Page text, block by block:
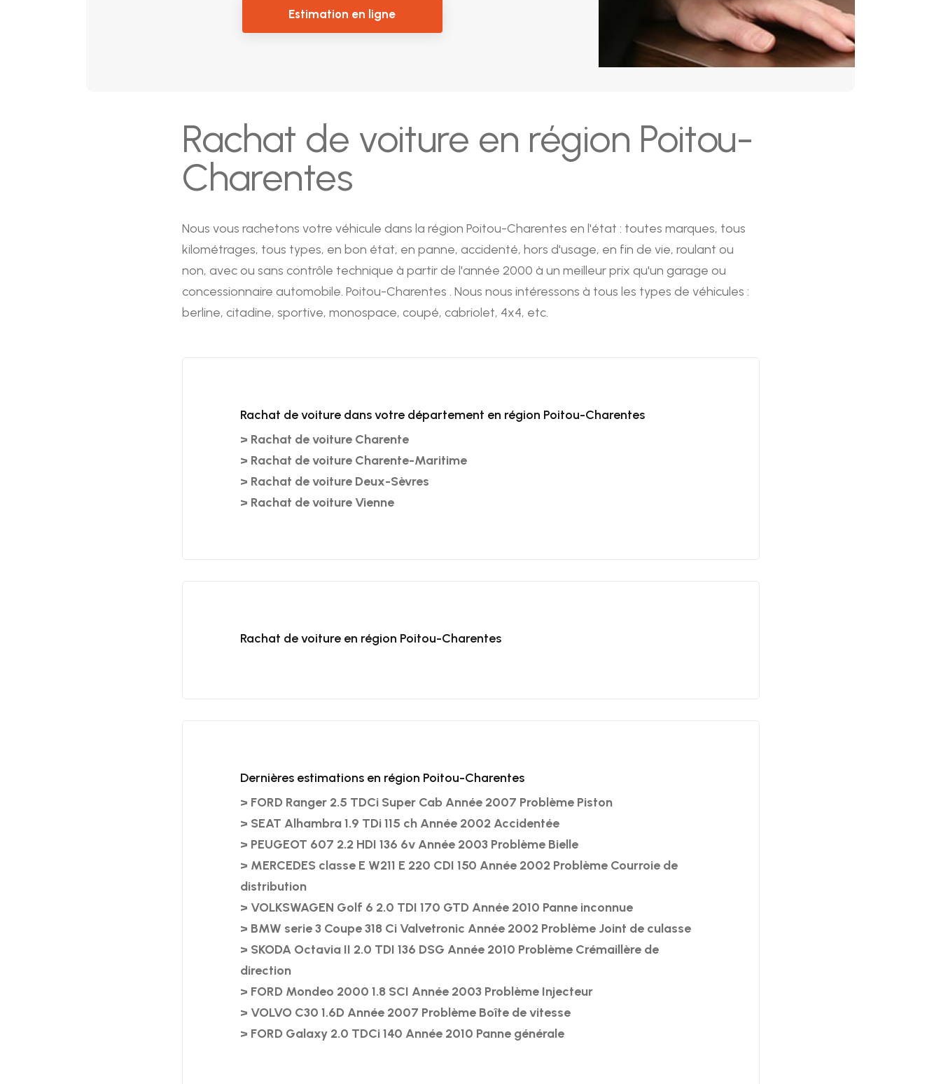
Estimation en ligne
Rachat de voiture en région Poitou-
Charentes
Nous vous rachetons votre véhicule dans la région Poitou-Charentes en l'état : toutes marques, tous
kilométrages, tous types, en bon état, en panne, accidenté, hors d'usage, en fin de vie, roulant ou
non, avec ou sans contrôle technique à partir de l'année 2000 à un meilleur prix qu'un garage ou
concessionnaire automobile. Poitou-Charentes . Nous nous intéressons à tous les types de véhicules :
berline, citadine, sportive, monospace, coupé, cabriolet, 4x4, etc.
Rachat de voiture dans votre département en région Poitou-Charentes
> Rachat de voiture Charente
> Rachat de voiture Charente-Maritime
> Rachat de voiture Deux-Sèvres
> Rachat de voiture Vienne
Rachat de voiture en région Poitou-Charentes
Dernières estimations en région Poitou-Charentes
> FORD Ranger 2.5 TDCi Super Cab Année 2007 Problème Piston
> SEAT Alhambra 1.9 TDi 115 ch Année 2002 Accidentée
> PEUGEOT 607 2.2 HDI 136 6v Année 2003 Problème Bielle
> MERCEDES classe E W211 E 220 CDI 150 Année 2002 Problème Courroie de
distribution
> VOLKSWAGEN Golf 6 2.0 TDI 170 GTD Année 2010 Panne inconnue
> BMW serie 3 Coupe 318 Ci Valvetronic Année 2002 Problème Joint de culasse
> SKODA Octavia II 2.0 TDI 136 DSG Année 2010 Problème Crémaillère de
direction
> FORD Mondeo 2000 1.8 SCI Année 2003 Problème Injecteur
> VOLVO C30 1.6D Année 2007 Problème Boîte de vitesse
> FORD Galaxy 2.0 TDCi 140 Année 2010 Panne générale